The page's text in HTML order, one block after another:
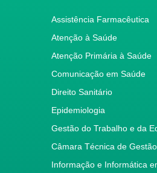
Assistência Farmacêutica
Atenção à Saúde
Atenção Primária à Saúde
Comunicação em Saúde
Direito Sanitário
Epidemiologia
Gestão do Trabalho e da
Câmara Técnica de
Informação e Informática